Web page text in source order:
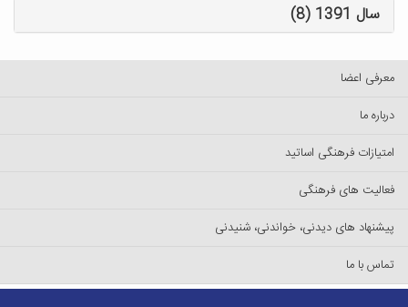
سال 1391 (8)
معرفی اعضا
درباره ما
امتیازات فرهنگی اساتید
فعالیت های فرهنگی
پیشنهاد های دیدنی، خواندنی، شنیدنی
تماس با ما